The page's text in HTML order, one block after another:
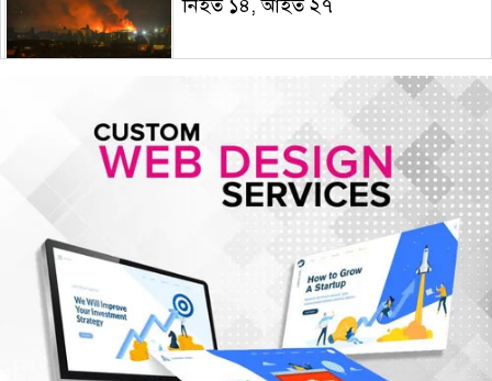
নিহত ১৪, আহত ২৭
হামের উপসর্গে আরও ৫ শিশুর মৃত্যু
গোপালগঞ্জে ১৫ আগস্ট পর্যন্ত নিরাপত্তা
জোরদার, ৫ প্লাটুন বিজিবি মোতায়েন
আরেকটি বিপ্লব আসন্ন, সেই বিপ্লবের জন্য
আমি দেশবাসীকে প্রস্তুতি নেওয়ার আহ্বান
জানাচ্ছি- ডা. শফিকুর রহমান